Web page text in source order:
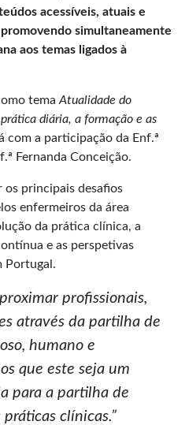
acessíveis, atuais e
simultaneamente
aos temas ligados à
tema Atualidade do
diária, a formação e as
com a participação da Enf.ª
Fernanda Conceição.
principais desafios
enfermeiros da área
da prática clínica, a
e as perspetivas
Portugal.
profissionais,
através da partilha de
humano e
que este seja um
para a partilha de
clínicas.”